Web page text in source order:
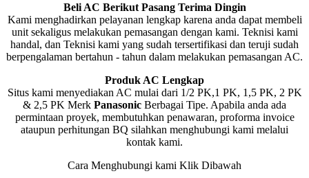
Beli AC Berikut Pasang Terima Dingin
Kami menghadirkan pelayanan lengkap karena anda dapat membeli
unit sekaligus melakukan pemasangan dengan kami. Teknisi kami
handal, dan Teknisi kami yang sudah tersertifikasi dan teruji sudah
berpengalaman bertahun - tahun dalam melakukan pemasangan AC.
Produk AC Lengkap
Situs kami menyediakan AC mulai dari 1/2 PK,1 PK, 1,5 PK, 2 PK
& 2,5 PK Merk Panasonic Berbagai Tipe. Apabila anda ada
permintaan proyek, membutuhkan penawaran, proforma invoice
ataupun perhitungan BQ silahkan menghubungi kami melalui
kontak kami.
Cara Menghubungi kami Klik Dibawah